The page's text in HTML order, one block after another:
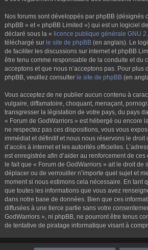
Nos forums sont développés par phpBB (désignés
phpBB » et « phpBB Limited ») qui est un logiciel
déclaré sous la « licence publique générale GNU
téléchargé sur le site de phpBB (en anglais). Le
de faciliter les discussions sur internet et phpBB
être tenu comme responsable de la conduite et du
acceptons et que nous n’acceptons pas. Pour plus
phpBB, veuillez consulter le site de phpBB (en
Vous acceptez de ne publier aucun contenu à
vulgaire, diffamatoire, choquant, menaçant,
transgresser la législation de votre pays, du pays
« Forum de GodWarriors » est hébergé ou encore
ne respectez pas ces dispositions, vous vous
immédiat et définitif et nous nous réservons le droit
d’accès à internet et les autorités officielles.
est enregistrée afin d’aider au renforcement de
le fait que « Forum de GodWarriors » ait le droit de
déplacer ou de verrouiller n’importe quel sujet et
moment si nous estimons cela nécessaire. En tant
que toutes les informations que vous avez
dans notre base de données. Bien que ces
diffusées à une tierce partie sans votre
GodWarriors », ni phpBB, ne pourront être tenus
de tentative de piratage informatique visant à